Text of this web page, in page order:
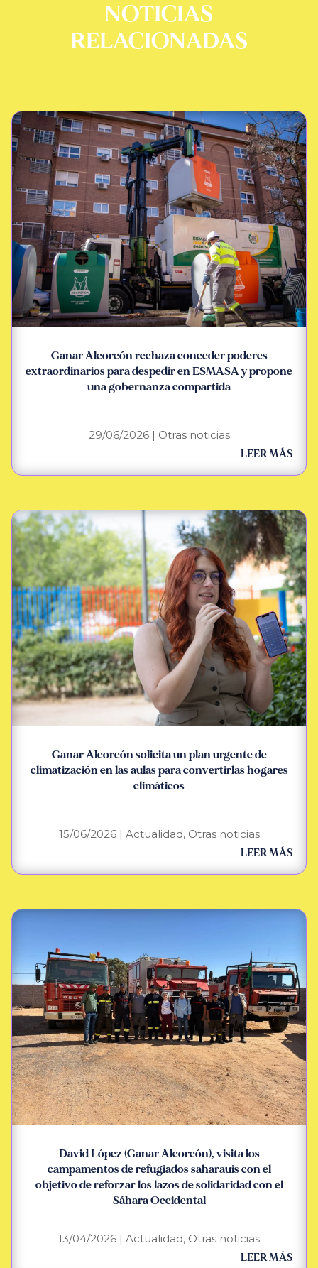
NOTICIAS
RELACIONADAS
Ganar Alcorcón rechaza conceder poderes
extraordinarios para despedir en ESMASA y propone
una gobernanza compartida
29/06/2026| Otras noticias
LEER MÁS
Ganar Alcorcón solicita un plan urgente de
climatización en las aulas para convertirlas hogares
climáticos
15/06/2026| Actualidad, Otras noticias
LEER MÁS
David López (Ganar Alcorcón), visita los
campamentos de refugiados saharauis con el
objetivo de reforzar los lazos de solidaridad con el
Sáhara Occidental
13/04/2026 | Actualidad, Otras noticias
LEER MÁS